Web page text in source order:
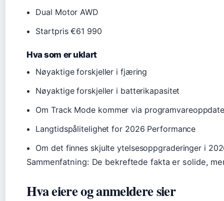
Dual Motor AWD
Startpris €61 990
Hva som er uklart
Nøyaktige forskjeller i fjæring
Nøyaktige forskjeller i batterikapasitet
Om Track Mode kommer via
Langtidspålitelighet for 2026 Performance
Om det finnes skjulte ytelsesoppgraderinger i
Sammenfatning: De bekreftede fakta er solide,
Hva eiere og anmeldere sier